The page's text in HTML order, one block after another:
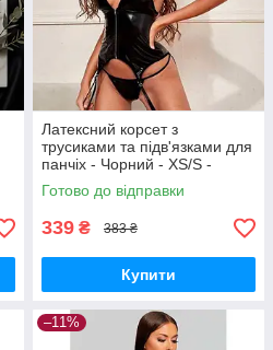
Латексний корсет з
трусиками та підв'язками для
панчіх - Чорний - XS/S -
Еротична білизна
Готово до відправки
339 ₴ 383 ₴
Купити
–11%